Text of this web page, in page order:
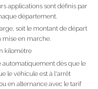
applications sont définis par
département.
soit le montant de départ
mise en marche.
kilomètre
automatiquement dès que le
le véhicule est à l'arrêt
en alternance avec le tarif